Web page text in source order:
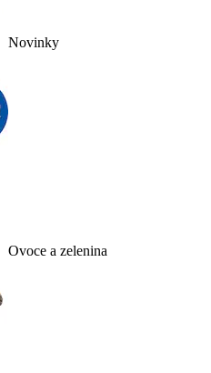
Novinky
Ovoce a zelenina